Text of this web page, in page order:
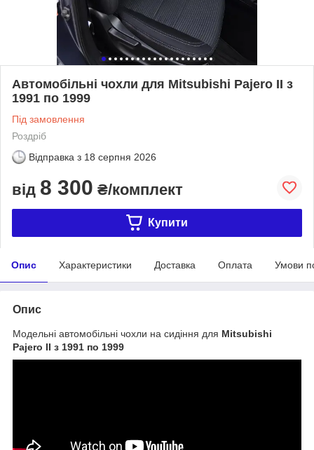
Автомобільні чохли для Mitsubishi Pajero II з
1991 по 1999
Під замовлення
Роздріб
Відправка з 18 серпня 2026
від 8 300 ₴/комплект
Купити
Опис Характеристики Доставка Оплата Умови
Опис
Модельні автомобільні чохли на сидіння для Mitsubishi
Pajero II з 1991 по 1999